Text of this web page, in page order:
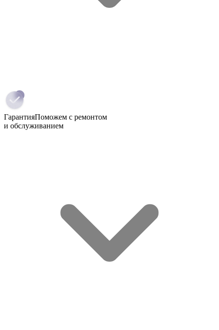
ГарантияПоможем с ремонтом
и обслуживанием